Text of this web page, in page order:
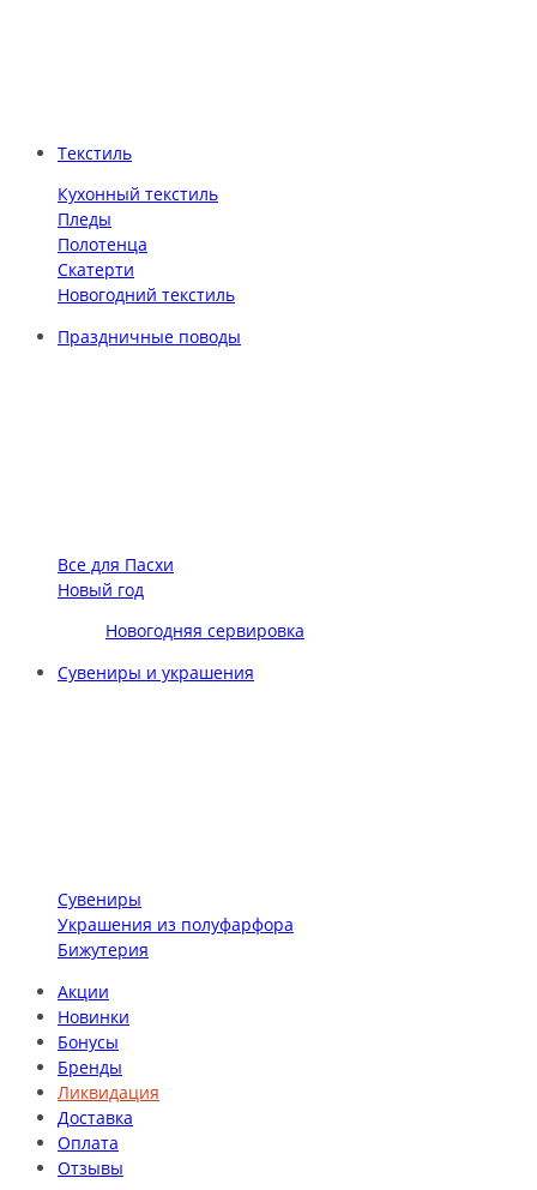
Текстиль
Кухонный текстиль
Пледы
Полотенца
Скатерти
Новогодний текстиль
Праздничные поводы
Все для Пасхи
Новый год
Новогодняя сервировка
Сувениры и украшения
Сувениры
Украшения из полуфарфора
Бижутерия
Акции
Новинки
Бонусы
Бренды
Ликвидация
Доставка
Оплата
Отзывы